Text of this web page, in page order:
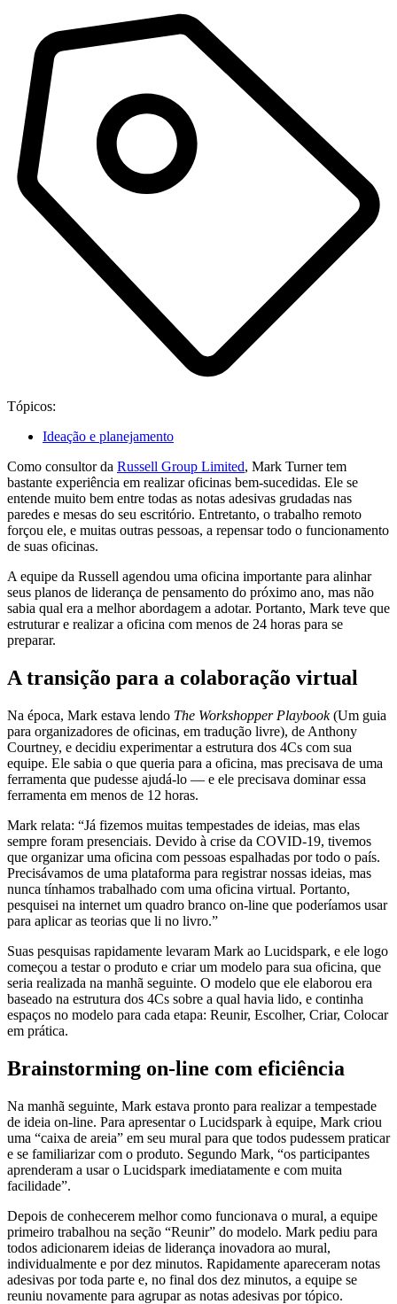
Tópicos:
Ideação e planejamento
Como consultor da Russell Group Limited, Mark Turner tem
bastante experiência em realizar oficinas bem-sucedidas. Ele se
entende muito bem entre todas as notas adesivas grudadas nas
paredes e mesas do seu escritório. Entretanto, o trabalho remoto
forçou ele, e muitas outras pessoas, a repensar todo o funcionamento
de suas oficinas.
A equipe da Russell agendou uma oficina importante para alinhar
seus planos de liderança de pensamento do próximo ano, mas não
sabia qual era a melhor abordagem a adotar. Portanto, Mark teve que
estruturar e realizar a oficina com menos de 24 horas para se
preparar.
A transição para a colaboração virtual
Na época, Mark estava lendo The Workshopper Playbook(Um guia
para organizadores de oficinas, em tradução livre), de Anthony
Courtney, e decidiu experimentar a estrutura dos 4Cs com sua
equipe. Ele sabia o que queria para a oficina, mas precisava de uma
ferramenta que pudesse ajudá-lo — e ele precisava dominar essa
ferramenta em menos de 12 horas.
Mark relata: “Já fizemos muitas tempestades de ideias, mas elas
sempre foram presenciais. Devido à crise da COVID-19, tivemos
que organizar uma oficina com pessoas espalhadas por todo o país.
Precisávamos de uma plataforma para registrar nossas ideias, mas
nunca tínhamos trabalhado com uma oficina virtual. Portanto,
pesquisei na internet um quadro branco on-line que poderíamos usar
para aplicar as teorias que li no livro.”
Suas pesquisas rapidamente levaram Mark ao Lucidspark, e ele logo
começou a testar o produto e criar um modelo para sua oficina, que
seria realizada na manhã seguinte. O modelo que ele elaborou era
baseado na estrutura dos 4Cs sobre a qual havia lido, e continha
espaços no modelo para cada etapa: Reunir, Escolher, Criar, Colocar
em prática.
Brainstorming on-line com eficiência
Na manhã seguinte, Mark estava pronto para realizar a tempestade
de ideia on-line. Para apresentar o Lucidspark à equipe, Mark criou
uma “caixa de areia” em seu mural para que todos pudessem praticar
e se familiarizar com o produto. Segundo Mark, “os participantes
aprenderam a usar o Lucidspark imediatamente e com muita
facilidade”.
Depois de conhecerem melhor como funcionava o mural, a equipe
primeiro trabalhou na seção “Reunir” do modelo. Mark pediu para
todos adicionarem ideias de liderança inovadora ao mural,
individualmente e por dez minutos. Rapidamente apareceram notas
adesivas por toda parte e, no final dos dez minutos, a equipe se
reuniu novamente para agrupar as notas adesivas por tópico.